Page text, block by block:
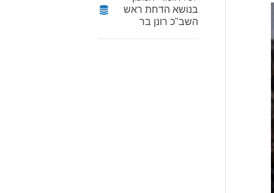
בנושא הדחת ראש
השב"כ רונן בר